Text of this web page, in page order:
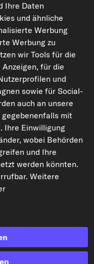
carpardoo.fr
Verbreitung der Daten und
und/oder die
verboten. Jegliche
des Urheberrechts
dem Wegfall der
Ihre Daten
und ähnliche
Werbung
Werbung zu
wir Tools für die
für die
und
sowie für Social-
auch an unsere
mit
Ihre Einwilligung
wobei Behörden
und Ihre
werden könnten.
Weitere